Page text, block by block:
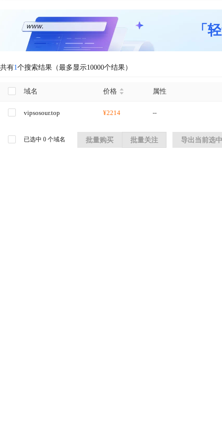
「
共有1个搜索结果（最多显示10000个结果）
域名 价格 属性
vipsosour.top ¥2214 --
已选中 0 个域名 批量购买 批量关注 导出当前选中